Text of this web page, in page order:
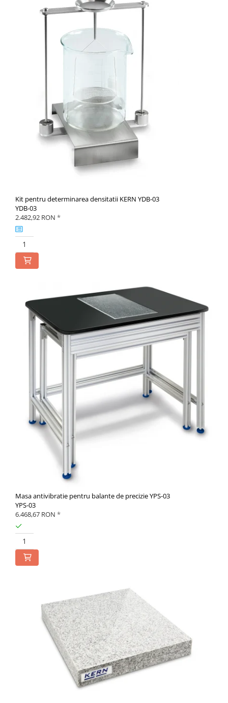
Kit pentru determinarea densitatii KERN YDB-03
YDB-03
2.482,92 RON *
Masa antivibratie pentru balante de precizie YPS-03
YPS-03
6.468,67 RON *